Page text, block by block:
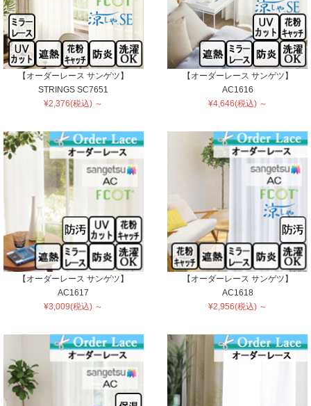
【オーダーレース サンゲツ】
STRINGS SC7651
¥2,376(税込) ～
【オーダーレース サンゲツ】
AC1616
¥4,646(税込) ～
【オーダーレース サンゲツ】
AC1617
¥3,009(税込) ～
【オーダーレース サンゲツ】
AC1618
¥2,956(税込) ～